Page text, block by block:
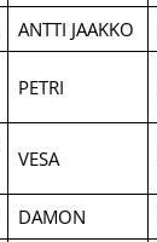
ANTTI JAAKKO
PETRI
VESA
DAMON